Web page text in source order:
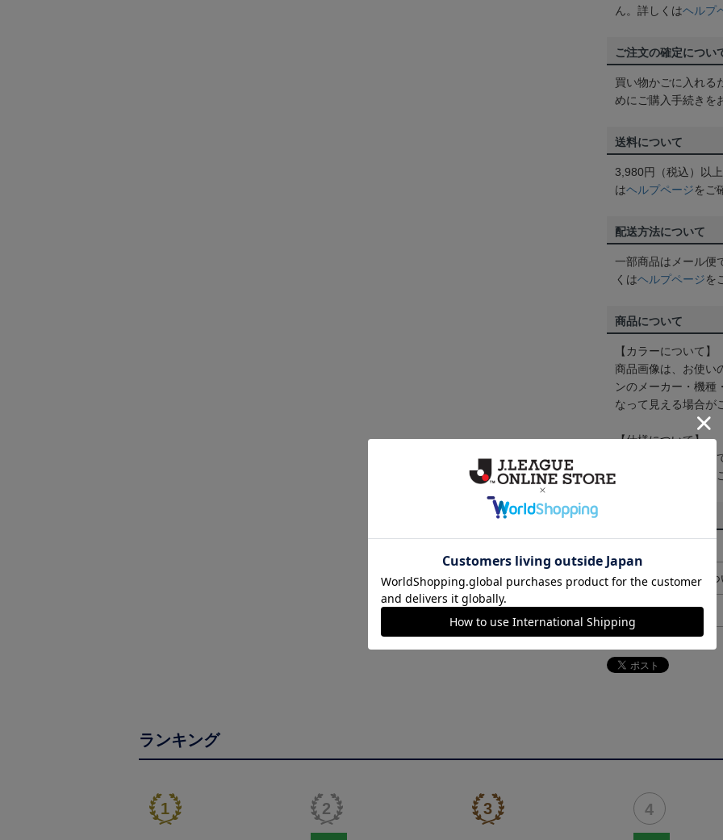
ん。詳しくはヘルプ
ご注文の確定につい
買い物かごに入れる
めにご購入手続きを
送料について
3,980円（税込）以
はヘルプページをご
配送方法について
一部商品はメール便
くはヘルプページを
商品について
【カラーについて】
商品画像は、お使い
ンのメーカー・機種
なって見える場合が
【仕様について】
取り扱い商品によ
予告なく変更になる
ギフト対応に
ヘルプページ
ランキング